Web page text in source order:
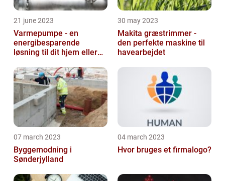
21 june 2023
Varmepumpe - en
energibesparende
løsning til dit hjem eller
30 may 2023
Makita græstrimmer -
den perfekte maskine til
havearbejdet
07 march 2023
Byggemodning i
Sønderjylland
04 march 2023
Hvor bruges et firmalogo?